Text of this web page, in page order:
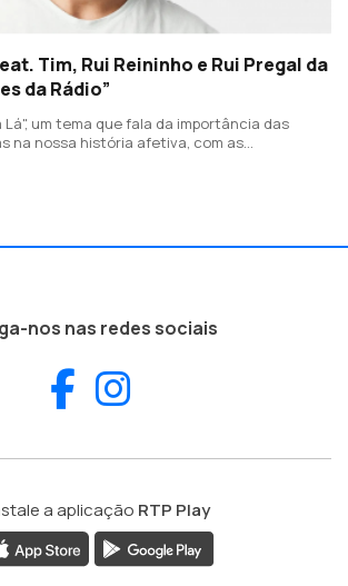
Tim, Rui Reininho e Rui Pregal da
da Rádio”
Lá", um tema que fala da importância das
na nossa história afetiva, com as
nos nas redes sociais
Facebook
a aplicação RTP Play